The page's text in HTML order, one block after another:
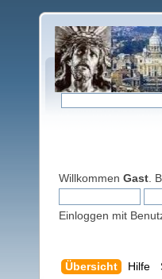
Willkommen Gast .
Einloggen mit
Übersicht Hilfe